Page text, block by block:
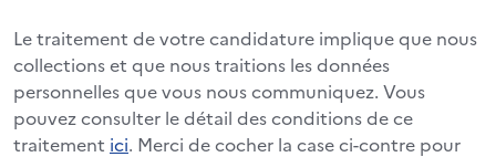
Le traitement de votre candidature implique que nous
collections et que nous traitions les données
personnelles que vous nous communiquez. Vous
pouvez consulter le détail des conditions de ce
traitement ici. Merci de cocher la case ci-contre pour